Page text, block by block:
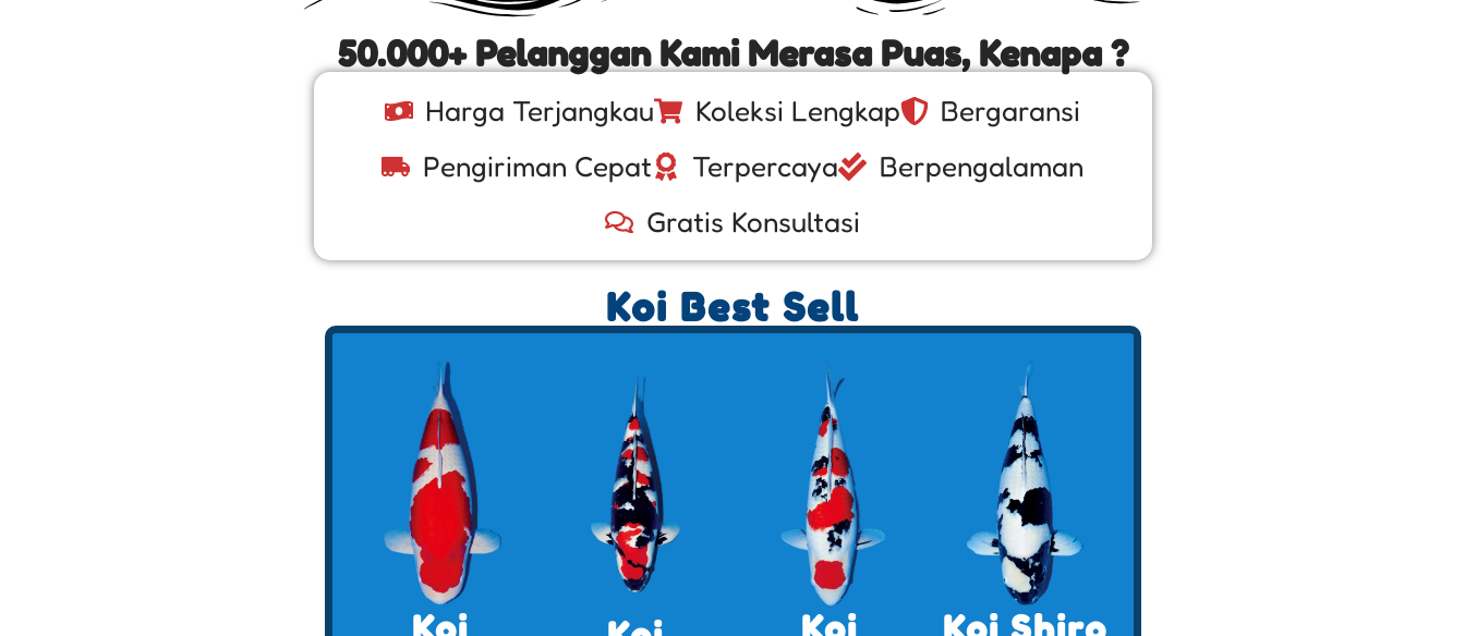
50.000+ Pelanggan Kami Merasa Puas, Kenapa ?
Harga Terjangkau Koleksi Lengkap
Bergaransi
Pengiriman Cepat
Terpercaya
Berpengalaman
Gratis Konsultasi
Koi Best Sell